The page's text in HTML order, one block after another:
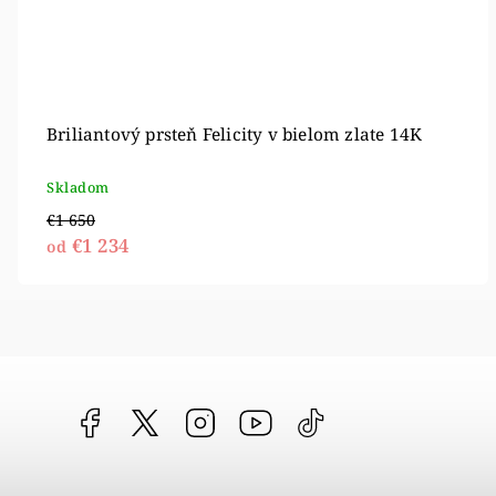
Briliantový prsteň Felicity v bielom zlate 14K
Skladom
€1 650
od €1 234
Facebook vipgoldsk InstagramYouTube